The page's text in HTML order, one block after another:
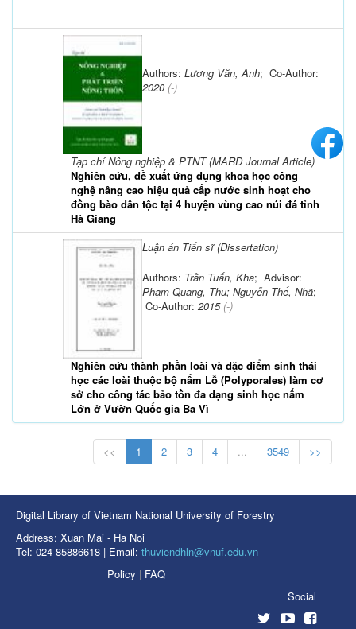
Tạp chí Nông nghiệp & PTNT (MARD Journal Article)
Nghiên cứu, đề xuất ứng dụng khoa học công
nghệ nâng cao hiệu quả cấp nước sinh hoạt cho
đồng bào dân tộc tại 4 huyện vùng cao núi đá tỉnh
Hà Giang
Authors: Lương Văn, Anh; Co-Author:
2020 (-)
Luận án Tiến sĩ (Dissertation)
Nghiên cứu thành phần loài và đặc điểm sinh thái
học các loài thuộc bộ nấm Lỗ (Polyporales) làm cơ
sở cho công tác bảo tồn đa dạng sinh học nấm
Lớn ở Vườn Quốc gia Ba Vì
Authors: Trần Tuấn, Kha; Advisor:
Phạm Quang, Thu; Nguyễn Thế, Nhã;
Co-Author: 2015(-)
<< 1 2 3 4 ... 3549 >>
Digital Library of Vietnam National University of Forestry
Address: Xuan Mai - Ha Noi
Tel: 024 85886618 | Email: thuviendhln@vnuf.edu.vn
Policy | FAQ
Social